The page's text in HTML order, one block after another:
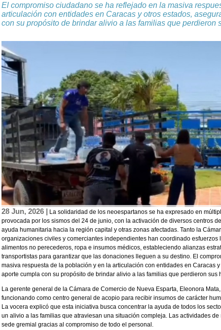
El compromiso ciudadano se ha reflejado en la masiva
articulación con entidades en Caracas y otros estados,
con su propósito de brindar alivio a las familias que perdieron
28 Jun, 2026 | La solidaridad de los neoespartanos se ha expresado en
provocada por los sismos del 24 de junio, con la activación de diversos centros
ayuda humanitaria hacia la región capital y otras zonas afectadas. Tanto la
organizaciones civiles y comerciantes independientes han coordinado esfuerzos
alimentos no perecederos, ropa e insumos médicos, estableciendo alianzas
transportistas para garantizar que las donaciones lleguen a su destino. El
masiva respuesta de la población y en la articulación con entidades en Caracas
aporte cumpla con su propósito de brindar alivio a las familias que perdieron sus
La gerente general de la Cámara de Comercio de Nueva Esparta, Eleonora
funcionando como centro general de acopio para recibir insumos de carácter
La vocera explicó que esta iniciativa busca concentrar la ayuda de todos los
un alivio a las familias que atraviesan una situación compleja. Las actividades
sede gremial gracias al compromiso de todo el personal.